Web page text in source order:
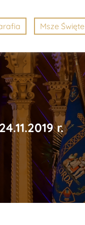
Msze Święte
r.